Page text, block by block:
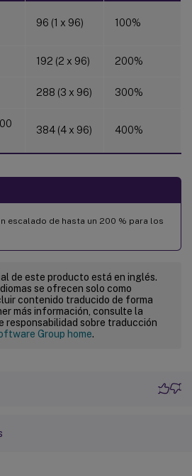
96 (1 x 96) 100%
192 (2 x 96) 200%
288 (3 x 96) 300%
384 (4 x 96) 400%
escalado de hasta un 200 % para los
de este producto está en inglés.
se ofrecen solo como
contenido traducido de forma
más información, consulte la
responsabilidad sobre traducción
Group home.